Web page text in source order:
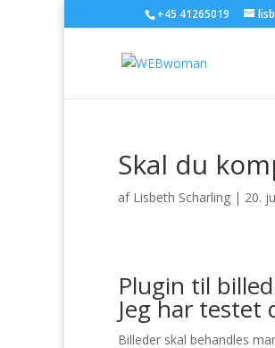
+45 41265019
Skal du
af Lisbeth Scharling | 20.
Plugin til
Jeg har testet
Billeder skal behandles